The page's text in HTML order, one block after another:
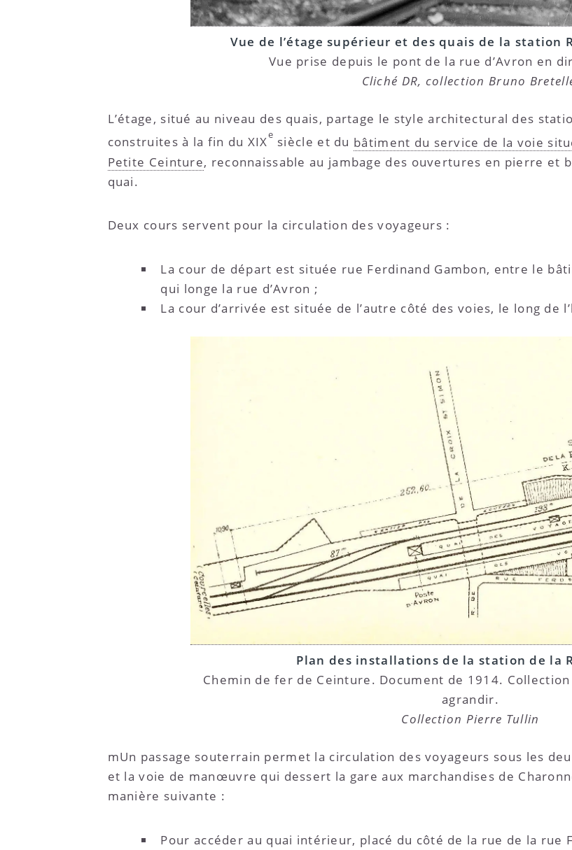
Vue de l’étage supérieur et des quais de la station
Vue prise depuis le pont de la rue d’Avron en
Cliché DR, collection Bruno
L’étage, situé au niveau des quais, partage le style architectural des
construites à la fin du XIX
e
siècle et du bâtiment du service de la voie
Petite Ceinture, reconnaissable au jambage des ouvertures en pierre et
quai.
Deux cours servent pour la circulation des voyageurs :
La cour de départ est située rue Ferdinand Gambon, entre le
qui longe la rue d’Avron ;
La cour d’arrivée est située de l’autre côté des voies, le long de
Plan des installations de la station de la
Chemin de fer de Ceinture. Document de 1914.
agrandir.
Collection Pierre Tullin
mUn passage souterrain permet la circulation des voyageurs sous les
et la voie de manœuvre qui dessert la gare aux marchandises de
manière suivante :
Pour accéder au quai intérieur, placé du côté de la rue de la rue